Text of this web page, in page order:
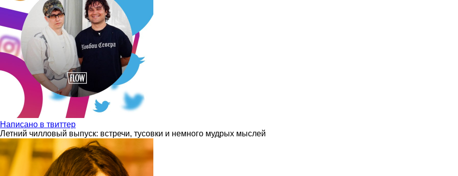
Написано в твиттер
Летний чилловый выпуск: встречи, тусовки и немного мудрых мыслей